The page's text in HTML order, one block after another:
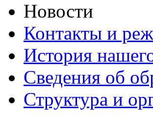
Новости
Контакты и
История
Сведения об
Структура и